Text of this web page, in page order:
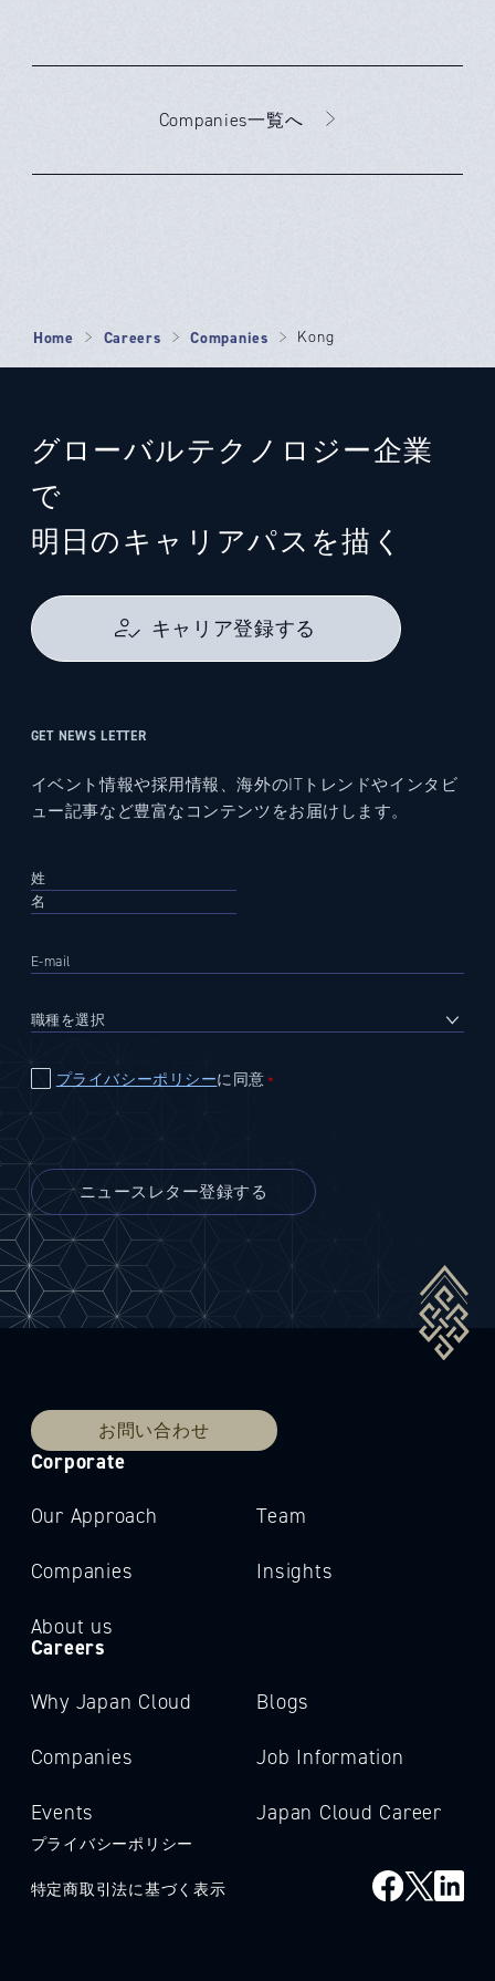
Companies一覧へ
Home Careers Companies Kong
グローバルテクノロジー企業
で
明日のキャリアパスを描く
キャリア登録する
GET NEWS LETTER
イベント情報や採用情報、海外のITトレンドやインタビ
ュー記事など豊富なコンテンツをお届けします。
プライバシーポリシーに同意 ＊
お問い合わせ
Corporate
Our Approach
Companies
About us
Team
Insights
Careers
Why Japan Cloud
Companies
Events
Blogs
Job Information
Japan Cloud Career
プライバシーポリシー
特定商取引法に基づく表示